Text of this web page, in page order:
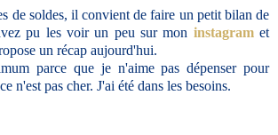
de soldes, il convient de faire un petit bilan de
pu les voir un peu sur mon instagramet
un récap aujourd'hui.
parce que je n'aime pas dépenser pour
n'est pas cher. J'ai été dans les besoins.